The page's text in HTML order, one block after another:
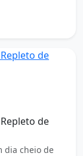
de
dia cheio de